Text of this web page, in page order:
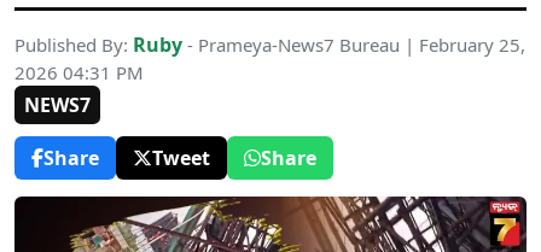
Published By: Ruby - Prameya-News7 Bureau | February 25,
2026 04:31 PM
NEWS7
Share
Tweet Share